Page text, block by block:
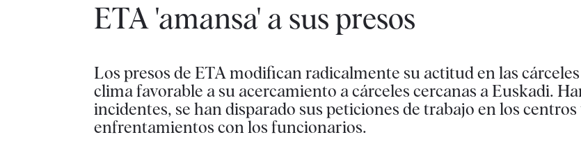
ETA 'amansa' a sus presos
Los presos de ETA modifican radicalmente su actitud en las
clima favorable a su acercamiento a cárceles cercanas a Euskadi.
incidentes, se han disparado sus peticiones de trabajo en los
enfrentamientos con los funcionarios.